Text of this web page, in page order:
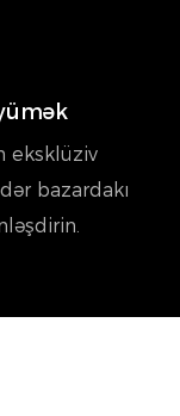
eksklüziv
bazardakı